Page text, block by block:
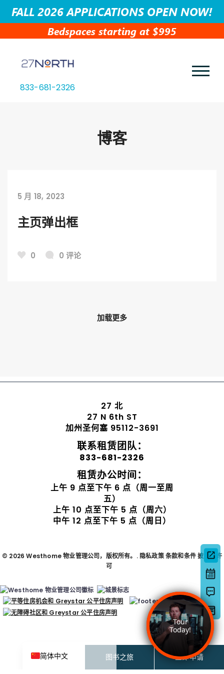
FALL 2026 APPLICATIONS OPEN NOW!
Bedspaces starting at $995
833-681-2326
博客
5 月 18, 2023
主页弹出框
0 0 评论
加载更多
27 北
27 N 6th ST
加州圣何塞 95112-3691
联系租赁团队：
833-681-2326
租赁办公时间：
上午 9 点至下午 6 点（周一至周
五）
上午 10 点至下午 5 点（周六）
中午 12 点至下午 5 点（周日）
© 2026 Westhome 物业管理公司，版权所有。. 隐私政策条款和条件披露与许
可
Do not sell my personal information
图书之旅 立即申请
简体中文
한국어
日本語